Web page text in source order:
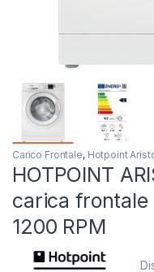
Carico Frontale, Hotpoint
HOTPOINT
carica frontale
1200 RPM